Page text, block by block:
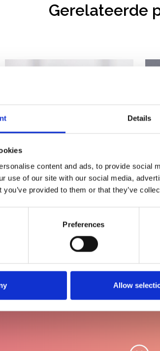
Details
content and ads, to provide social
use of our site with our social media,
you’ve provided to them or that they’ve
Preferences
Allow
Gerelateerde